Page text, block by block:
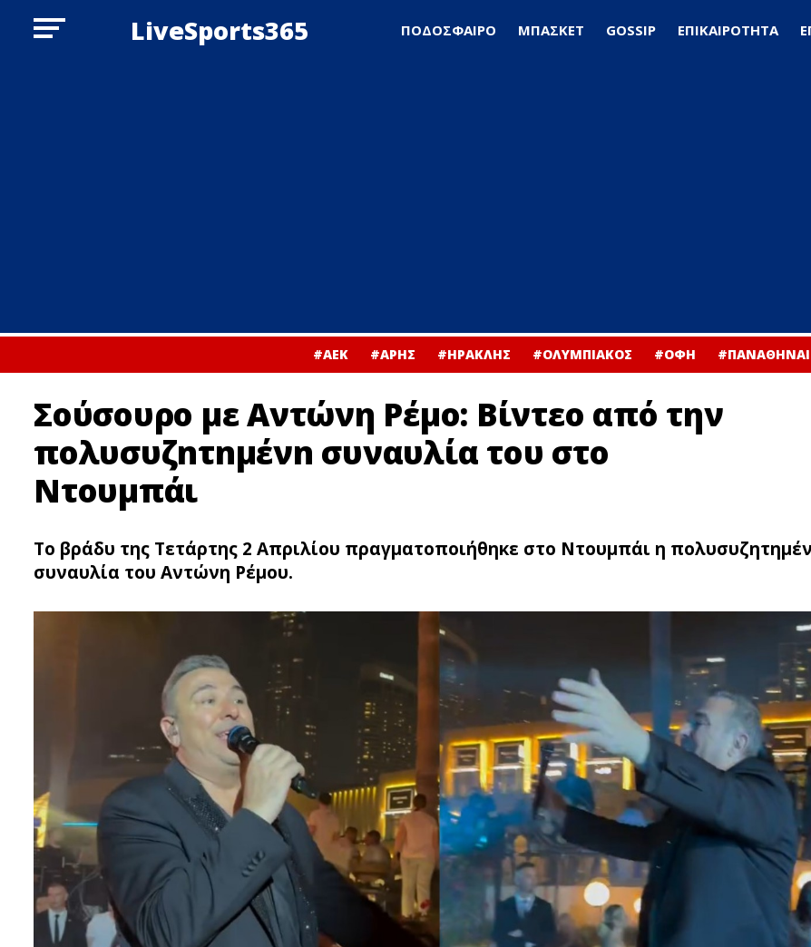
LiveSports365 ΠΟΔΟΣΦΑΙΡΟ ΜΠΑΣΚΕΤ GOSSIP ΕΠΙΚΑΙΡΟΤΗΤΑ
#ΑΕΚ #ΑΡΗΣ #ΗΡΑΚΛΗΣ #ΟΛΥΜΠΙΑΚΟΣ #ΟΦΗ
Σούσουρo με Αντώνη Ρέμο: Bίντεo από την
πολυσυζnτnμένn συναυλία του στο
Ντουμπάι
Το βράδυ της Τετάρτης 2 Απριλίου πραγματοποιήθηκε στο Ντουμπάι η
συναυλία του Αντώνη Ρέμου.